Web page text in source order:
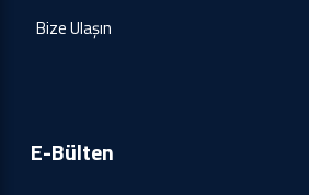
Bize Ulaşın
E-Bülten